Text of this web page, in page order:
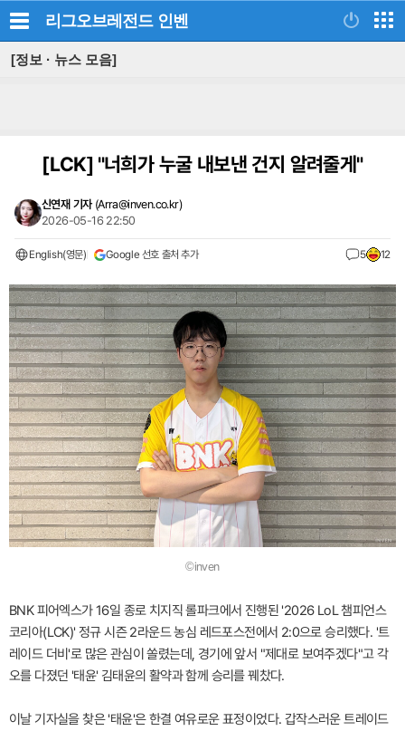
리그오브레전드 인벤
[정보 · 뉴스 모음]
[LCK]"너희가 누굴 내보낸 건지 알려줄게"
신연재 기자 (Arra@inven.co.kr)
2026-05-16 22:50
English(영문) Google 선호 출처 추가 5 12
©inven
BNK 피어엑스가 16일 종로 치지직 롤파크에서 진행된 '2026 LoL 챔피언스
코리아(LCK)' 정규 시즌 2라운드 농심 레드포스전에서 2:0으로 승리했다. '트
레이드 더비'로 많은 관심이 쏠렸는데, 경기에 앞서 "제대로 보여주겠다"고 각
오를 다졌던 '태윤' 김태윤의 활약과 함께 승리를 꿰찼다.
이날 기자실을 찾은 '태윤'은 한결 여유로운 표정이었다. 갑작스러운 트레이드